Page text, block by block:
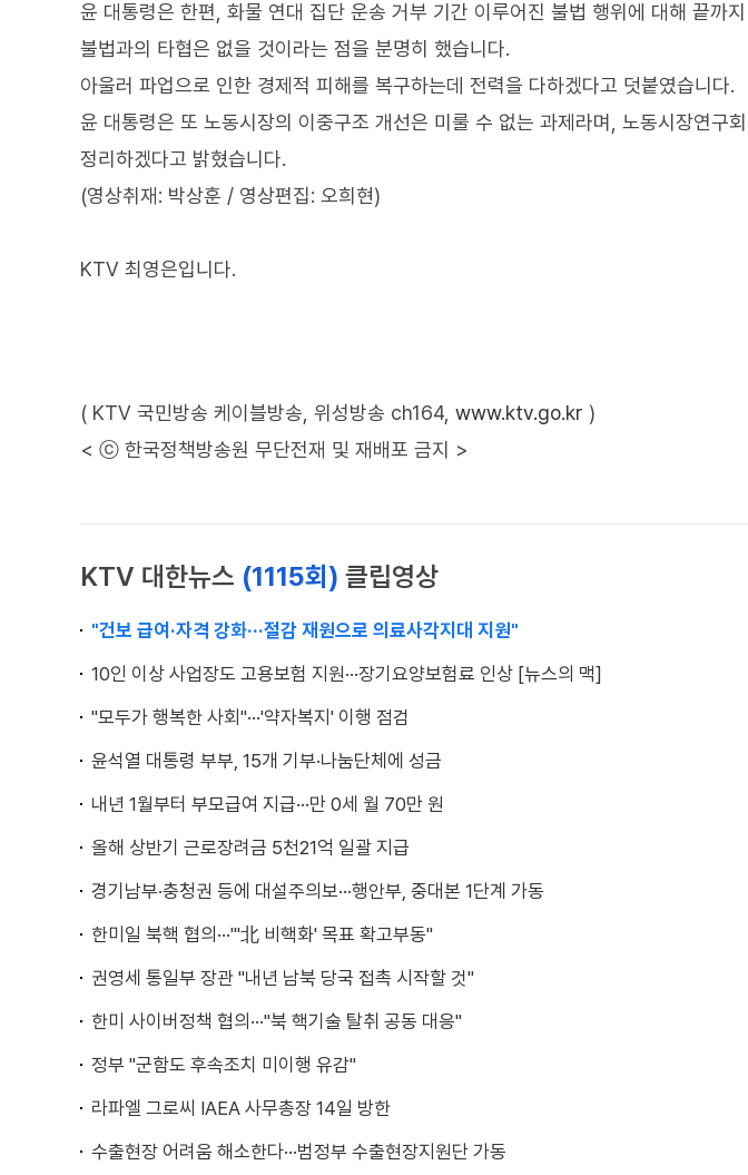
윤 대통령은 한편, 화물 연대 집단 운송 거부 기간 이루어진 불법 행위에 대해 끝까
불법과의 타협은 없을 것이라는 점을 분명히 했습니다.
아울러 파업으로 인한 경제적 피해를 복구하는데 전력을 다하겠다고 덧붙였습니다.
윤 대통령은 또 노동시장의 이중구조 개선은 미룰 수 없는 과제라며, 노동시장연구
정리하겠다고 밝혔습니다.
(영상취재: 박상훈 / 영상편집: 오희현)
KTV 최영은입니다.
( KTV 국민방송 케이블방송, 위성방송 ch164, www.ktv.go.kr )
< ⓒ 한국정책방송원 무단전재 및 재배포 금지 >
KTV 대한뉴스 (1115회) 클립영상
"건보 급여·자격 강화···절감 재원으로 의료사각지대 지원"
10인 이상 사업장도 고용보험 지원···장기요양보험료 인상 [뉴스의 맥]
"모두가 행복한 사회"···'약자복지' 이행 점검
윤석열 대통령 부부, 15개 기부·나눔단체에 성금
내년 1월부터 부모급여 지급···만 0세 월 70만 원
올해 상반기 근로장려금 5천21억 일괄 지급
경기남부·충청권 등에 대설주의보···행안부, 중대본 1단계 가동
한미일 북핵 협의···"'北 비핵화' 목표 확고부동"
권영세 통일부 장관 "내년 남북 당국 접촉 시작할 것"
한미 사이버정책 협의···"북 핵기술 탈취 공동 대응"
정부 "군함도 후속조치 미이행 유감"
라파엘 그로씨 IAEA 사무총장 14일 방한
수출현장 어려움 해소한다···범정부 수출현장지원단 가동